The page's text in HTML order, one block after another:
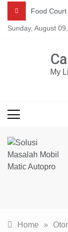
Mau dapat
content
Food
Sunday, August
My
Home »